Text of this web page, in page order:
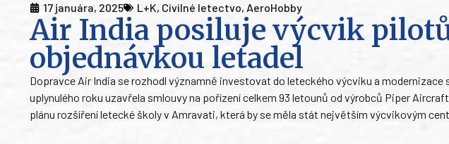
17 januára, 2025 L+K, Civilné letectvo, AeroHobby
Air India posiluje výcvik
objednávkou letadel
Dopravce Air India se rozhodl významně investovat do leteckého výcviku a
uplynulého roku uzavřela smlouvy na pořízení celkem 93 letounů od výrobců Piper
plánu rozšíření letecké školy v Amravati, která by se měla stát největším výcvikovým